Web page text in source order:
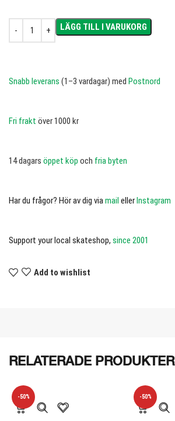
LÄGG TILL I VARUKORG
Snabb leverans (1–3 vardagar) med Postnord
Fri frakt över 1000 kr
14 dagars öppet köp och fria byten
Har du frågor? Hör av dig viamail ellerInstagram
Support your local skateshop, since 2001
Add to wishlist
RELATERADE PRODUKTER
-50% -50%